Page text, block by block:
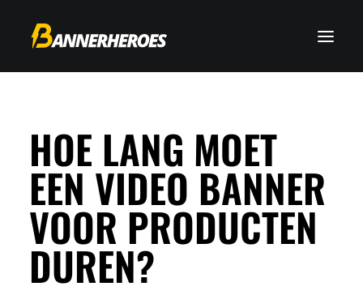
HOE LANG MOET
EEN VIDEO BANNER
VOOR PRODUCTEN
DUREN?